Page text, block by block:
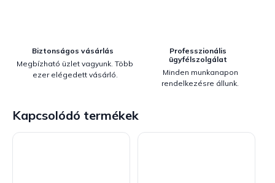
Biztonságos vásárlás
Megbízható üzlet vagyunk. Több
ezer elégedett vásárló.
Professzionális
ügyfélszolgálat
Minden munkanapon
rendelkezésre állunk.
Kapcsolódó termékek